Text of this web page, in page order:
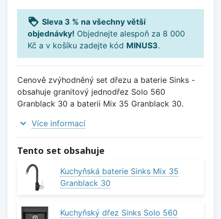
loyalty Sleva 3 % na všechny větší
objednávky! Objednejte alespoň za 8 000
Kč a v košíku zadejte kód MINUS3.
Cenově zvýhodněný set dřezu a baterie Sinks -
obsahuje granitový jednodřez Solo 560
Granblack 30 a baterii Mix 35 Granblack 30.
expand_more Více informací
Tento set obsahuje
Kuchyňská baterie Sinks Mix 35
Granblack 30
Kuchyňský dřez Sinks Solo 560